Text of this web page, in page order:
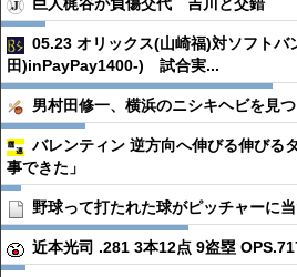
05.23 オリックス(山崎福)対ソフトバ
田)inPayPay1400-) 試合実...
男村田修一、横浜のニシキヘビを見
バレンティン 逆方向へ伸びる伸びる
事できた」
野球って打たれた球がピッチャーに
近本光司 .281 3本12点 9盗塁